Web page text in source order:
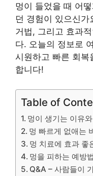
멍이 들었을 때 어
던 경험이 있으신가
거법, 그리고 효과
다. 오늘의 정보로
시원하고 빠른 회복
합니다!
Table of
멍이 생기는 이유
멍 빠르게 없애는
멍 치료에 효과 좋
멍을 피하는 예방
Q&A – 사람들이